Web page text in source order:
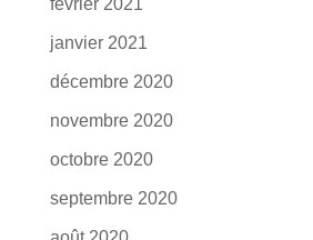
février 2021
janvier 2021
décembre 2020
novembre 2020
octobre 2020
septembre 2020